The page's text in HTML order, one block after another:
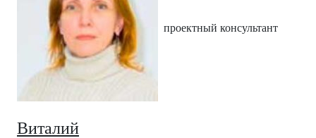
проектный консультант
Виталий